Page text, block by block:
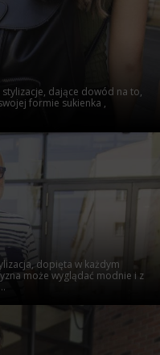
dające dowód na to,
formie sukienka ,
dopięta w każdym
może wyglądać modnie i z